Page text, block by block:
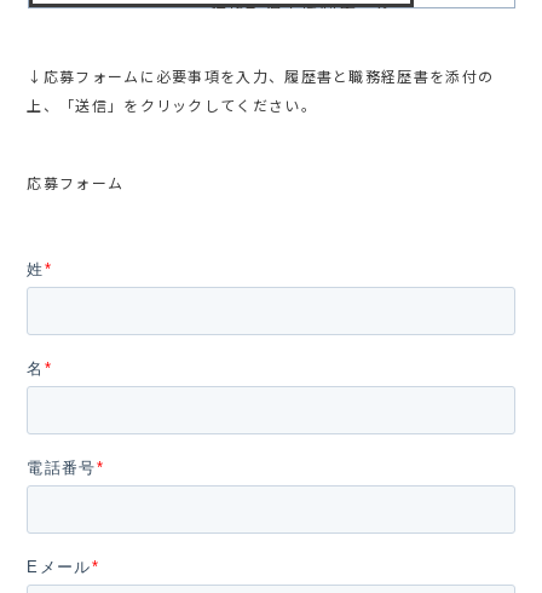
資格取得支援制度、住
補償保険、
人間ドック、インフル
育児・介護両立支援制
受動喫煙防止措置 敷地内禁煙
↓応募フォームに必要事項を入力、履歴書と職務経歴書を添付の
上、「送信」をクリックしてください。
応募フォーム
姓*
名 *
電話番号*
Eメール*